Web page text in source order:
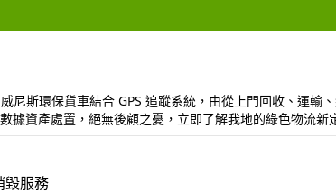
尼斯環保貨車結合 GPS 追蹤系統，由從上門回收、運輸
據資產處置，絕無後顧之憂，立即了解我地的綠色物流新